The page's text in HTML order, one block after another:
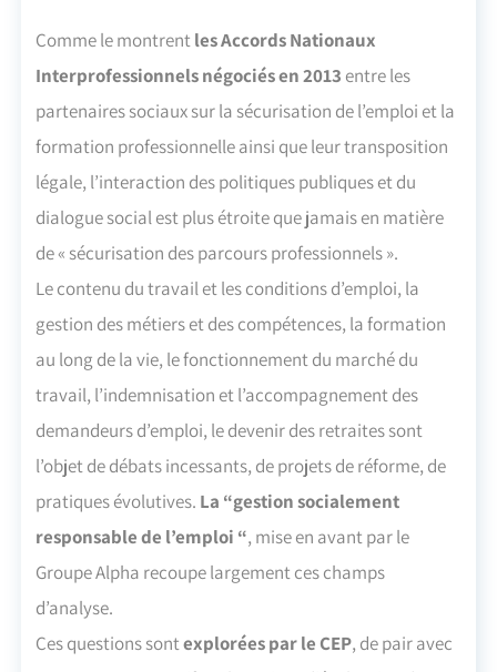
Comme le montrentles Accords Nationaux
Interprofessionnels négociés en 2013 entre les
partenaires sociaux sur la sécurisation de l’emploi et la
formation professionnelle ainsi que leur transposition
légale, l’interaction des politiques publiques et du
dialogue social est plus étroite que jamais en matière
de « sécurisation des parcours professionnels ».
Le contenu du travail et les conditions d’emploi, la
gestion des métiers et des compétences, la formation
au long de la vie, le fonctionnement du marché du
travail, l’indemnisation et l’accompagnement des
demandeurs d’emploi, le devenir des retraites sont
l’objet de débats incessants, de projets de réforme, de
pratiques évolutives. La “gestion socialement
responsable de l’emploi “, mise en avant par le
Groupe Alpha recoupe largement ces champs
d’analyse.
Ces questions sontexplorées par le CEP, de pair avec